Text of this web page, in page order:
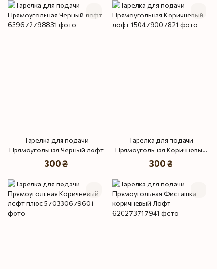
Тарелка для подачи
Прямоугольная Черный лофт
300 ₴
Тарелка для подачи
Прямоугольная Коричневый
лофт
300 ₴